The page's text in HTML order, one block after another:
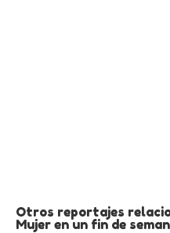
Otros reportajes
Mujer en un fin de